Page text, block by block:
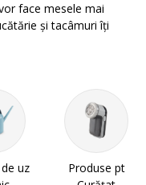
face mesele mai
și tacâmuri îți
uz
Produse pt